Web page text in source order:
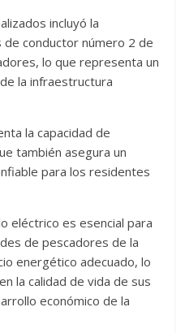
incluyó la
conductor número 2 de
lo que representa un
la infraestructura
la capacidad de
también asegura un
para los residentes
eléctrico es esencial para
de pescadores de la
energético adecuado, lo
la calidad de vida de sus
económico de la